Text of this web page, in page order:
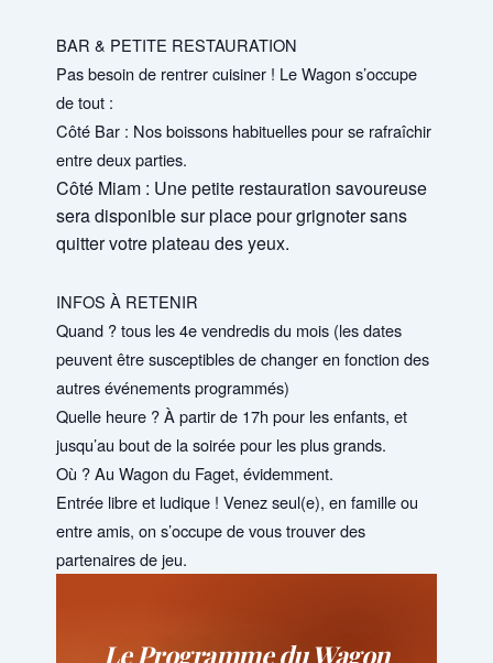
BAR & PETITE RESTAURATION
Pas besoin de rentrer cuisiner ! Le Wagon s’occupe
de tout :
Côté Bar : Nos boissons habituelles pour se rafraîchir
entre deux parties.
Côté Miam : Une petite restauration savoureuse
sera disponible sur place pour grignoter sans
quitter votre plateau des yeux.
INFOS À RETENIR
Quand ? tous les 4e vendredis du mois (les dates
peuvent être susceptibles de changer en fonction des
autres événements programmés)
Quelle heure ? À partir de 17h pour les enfants, et
jusqu’au bout de la soirée pour les plus grands.
Où ? Au Wagon du Faget, évidemment.
Entrée libre et ludique ! Venez seul(e), en famille ou
entre amis, on s’occupe de vous trouver des
partenaires de jeu.